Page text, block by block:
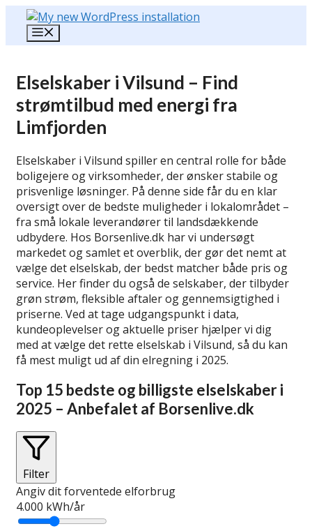
Hop
indhold
Elselskaber i Vilsund – Find
strømtilbud med energi fra
Limfjorden
Elselskaber i Vilsund spiller en central rolle for både
boligejere og virksomheder, der ønsker stabile og
prisvenlige løsninger. På denne side får du en klar
oversigt over de bedste muligheder i lokalområdet –
fra små lokale leverandører til landsdækkende
udbydere. Hos Borsenlive.dk har vi undersøgt
markedet og samlet et overblik, der gør det nemt at
vælge det elselskab, der bedst matcher både pris og
service. Her finder du også de selskaber, der tilbyder
grøn strøm, fleksible aftaler og gennemsigtighed i
priserne. Ved at tage udgangspunkt i data,
kundeoplevelser og aktuelle priser hjælper vi dig
med at vælge det rette elselskab i Vilsund, så du kan
få mest muligt ud af din elregning i 2025.
Top 15 bedste og billigste elselskaber i
2025 – Anbefalet af Borsenlive.dk
Filter
Angiv dit forventede elforbrug
4.000 kWh/år